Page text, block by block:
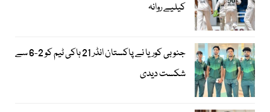
کیلیے روانہ
جنوبی کوریا نے پاکستان انڈر 21 ہاکی ٹیم کو 2-6 سے
شکست دیدی